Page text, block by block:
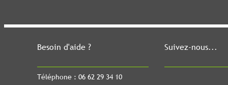
Besoin d'aide ?
Téléphone : 06 62 29 34 10
Suivez-nous...